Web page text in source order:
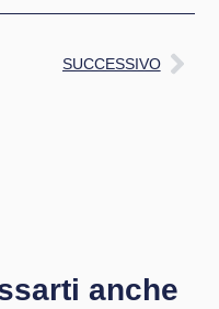
SUCCESSIVO
anche